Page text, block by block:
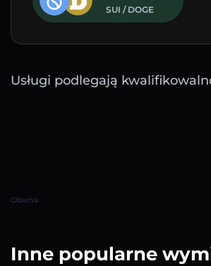
SUI / DOGE
Usługi podlegają
Główna
Inne popularne